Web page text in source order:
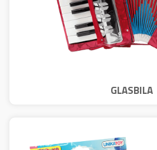
GLASBILA